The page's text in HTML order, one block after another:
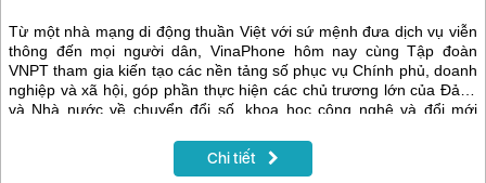
Từ một nhà mạng di động thuần Việt với sứ mệnh đưa dịch vụ viễn
thông đến mọi người dân, VinaPhone hôm nay cùng Tập đoàn
VNPT tham gia kiến tạo các nền tảng số phục vụ Chính phủ, doanh
nghiệp và xã hội, góp phần thực hiện các chủ trương lớn của Đảng
và Nhà nước về chuyển đổi số, khoa học công nghệ và đổi mới
Chi tiết